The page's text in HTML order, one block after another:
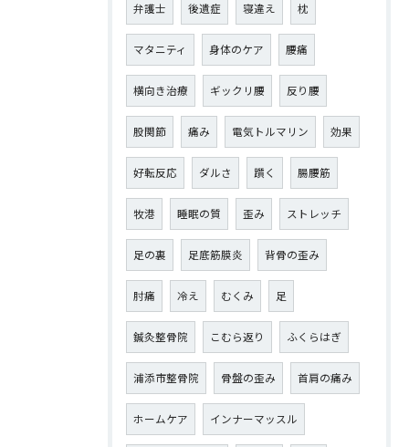
弁護士 後遺症 寝違え 枕
マタニティ 身体のケア 腰痛
横向き治療 ギックリ腰 反り腰
股関節 痛み 電気トルマリン 効果
好転反応 ダルさ 躓く 腸腰筋
牧港 睡眠の質 歪み ストレッチ
足の裏 足底筋膜炎 背骨の歪み
肘痛 冷え むくみ 足
鍼灸整骨院 こむら返り ふくらはぎ
浦添市整骨院 骨盤の歪み 首肩の痛み
ホームケア インナーマッスル